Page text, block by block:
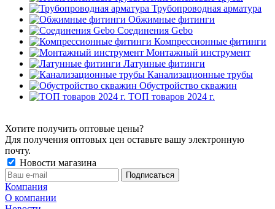
Трубопроводная арматура
Обжимные фитинги
Соединения Gebo
Компрессионные фитинги
Монтажный инструмент
Латунные фитинги
Канализационные трубы
Обустройство скважин
ТОП товаров 2024 г.
Хотите получить оптовые цены?
Для получения оптовых цен оставьте вашу электронную
почту.
Новости магазина
Компания
О компании